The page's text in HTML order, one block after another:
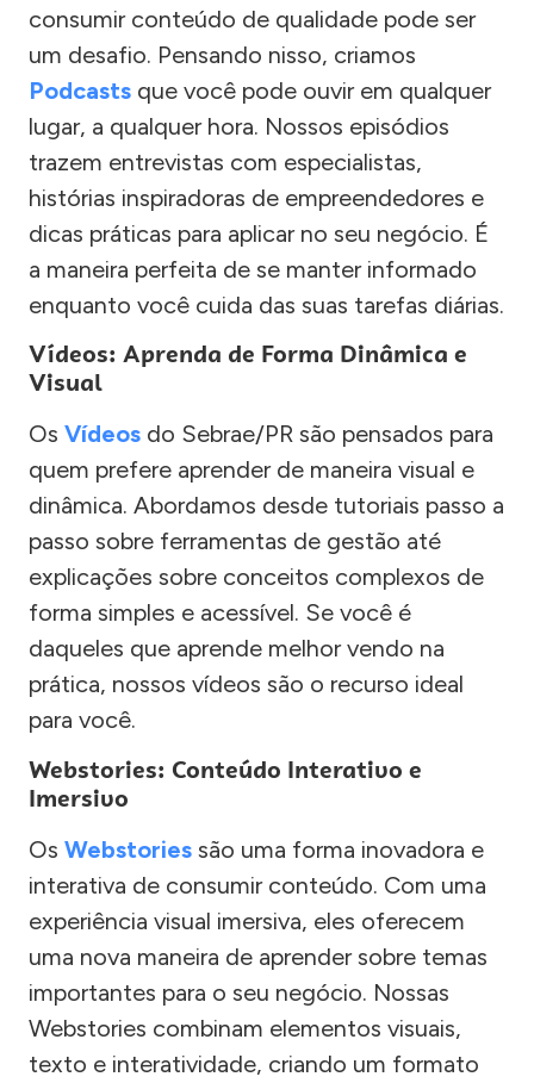
consumir conteúdo de qualidade pode ser
um desafio. Pensando nisso, criamos
Podcasts que você pode ouvir em qualquer
lugar, a qualquer hora. Nossos episódios
trazem entrevistas com especialistas,
histórias inspiradoras de empreendedores e
dicas práticas para aplicar no seu negócio. É
a maneira perfeita de se manter informado
enquanto você cuida das suas tarefas diárias.
Vídeos: Aprenda de Forma Dinâmica e
Visual
Os Vídeos do Sebrae/PR são pensados para
quem prefere aprender de maneira visual e
dinâmica. Abordamos desde tutoriais passo a
passo sobre ferramentas de gestão até
explicações sobre conceitos complexos de
forma simples e acessível. Se você é
daqueles que aprende melhor vendo na
prática, nossos vídeos são o recurso ideal
para você.
Webstories: Conteúdo Interativo e
Imersivo
Os Webstories são uma forma inovadora e
interativa de consumir conteúdo. Com uma
experiência visual imersiva, eles oferecem
uma nova maneira de aprender sobre temas
importantes para o seu negócio. Nossas
Webstories combinam elementos visuais,
texto e interatividade, criando um formato